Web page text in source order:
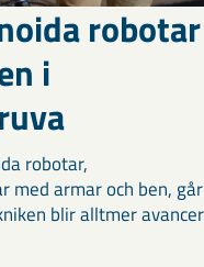
robotar
i
robotar,
med armar och ben, går
blir alltmer